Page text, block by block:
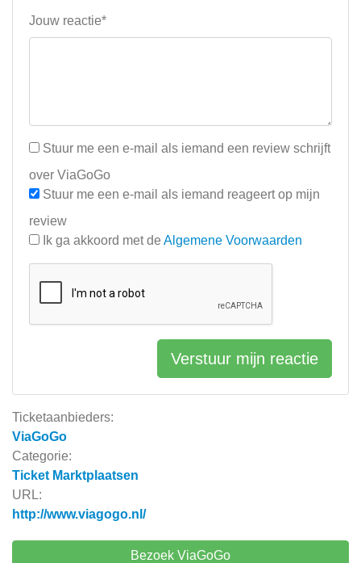
Ticketaanbieders:
ViaGoGo
Categorie:
Ticket Marktplaatsen
URL:
http://www.viagogo.nl/
Bezoek ViaGoGo
Jouw reactie*
Stuur me een e-mail als iemand een review schrijft
over ViaGoGo
Stuur me een e-mail als iemand reageert op mijn
review
Ik ga akkoord met de Algemene Voorwaarden
Verstuur mijn reactie